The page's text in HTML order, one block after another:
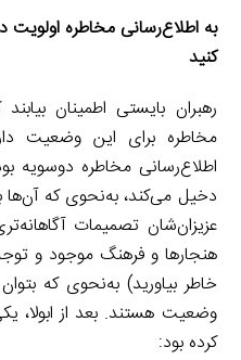
به اطلاع‌رسانی مخاطره
کنید
رهبران بایستی اطمینان
اطلاع‌رسانی مخاطره دو‌سویه
دخیل می‌کند، به‌نحوی که آن‌ها
هنجارها و فرهنگ موجود و
خاطر بیاورید) به‌نحوی که
وضعیت هستند. بعد از ابولا،
کرده بود: